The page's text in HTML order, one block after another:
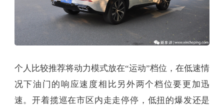
个人比较推荐将动力模式放在“运动”档位，在低速情
况下油门的响应速度相比另外两个档位要更加迅
速。开着揽巡在市区内走走停停，低扭的爆发还是